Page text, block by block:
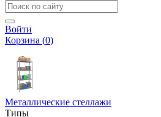
Войти
Корзина (0)
Металлические стеллажи
Типы